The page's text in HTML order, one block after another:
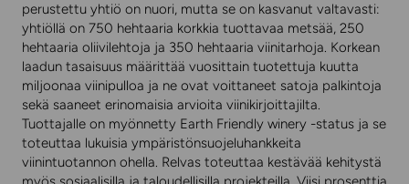
perustettu yhtiö on nuori, mutta se on kasvanut valtavasti:
yhtiöllä on 750 hehtaaria korkkia tuottavaa metsää, 250
hehtaaria oliivilehtoja ja 350 hehtaaria viinitarhoja. Korkean
laadun tasaisuus määrittää vuosittain tuotettuja kuutta
miljoonaa viinipulloa ja ne ovat voittaneet satoja palkintoja
sekä saaneet erinomaisia arvioita viinikirjoittajilta.
Tuottajalle on myönnetty Earth Friendly winery -status ja se
toteuttaa lukuisia ympäristönsuojeluhankkeita
viinintuotannon ohella. Relvas toteuttaa kestävää kehitystä